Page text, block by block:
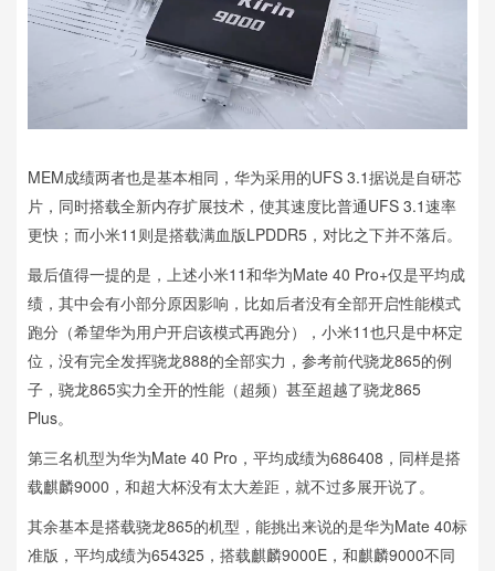
MEM成绩两者也是基本相同，华为采用的UFS 3.1据说是自研芯
片，同时搭载全新内存扩展技术，使其速度比普通UFS 3.1速率
更快；而小米11则是搭载满血版LPDDR5，对比之下并不落后。
最后值得一提的是，上述小米11和华为Mate 40 Pro+仅是平均成
绩，其中会有小部分原因影响，比如后者没有全部开启性能模式
跑分（希望华为用户开启该模式再跑分），小米11也只是中杯定
位，没有完全发挥骁龙888的全部实力，参考前代骁龙865的例
子，骁龙865实力全开的性能（超频）甚至超越了骁龙865
Plus。
第三名机型为华为Mate 40 Pro，平均成绩为686408，同样是搭
载麒麟9000，和超大杯没有太大差距，就不过多展开说了。
其余基本是搭载骁龙865的机型，能挑出来说的是华为Mate 40标
准版，平均成绩为654325，搭载麒麟9000E，和麒麟9000不同